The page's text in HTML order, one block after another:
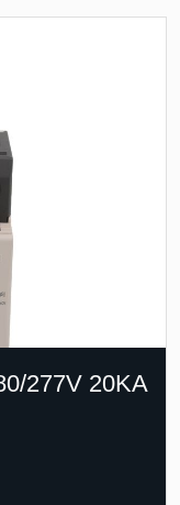
277V 20KA